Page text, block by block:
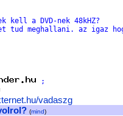
kell a DVD-nek 48kHZ?
tud meghallani. az igaz
;
vadaszg
(mind)